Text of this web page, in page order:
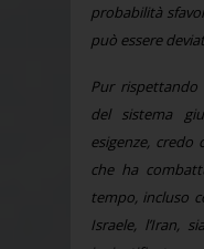
probabilità
può essere
Pur rispettando
del sistema
esigenze, credo
che ha
tempo, incluso
Israele, l’Iran,